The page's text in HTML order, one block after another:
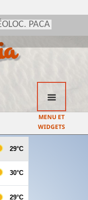
PACA
MENU ET
WIDGETS